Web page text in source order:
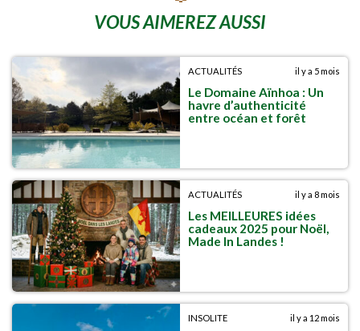
VOUS AIMEREZ AUSSI
ACTUALITÉS il y a 5 mois
Le Domaine Aïnhoa : Un
havre d’authenticité
entre océan et forêt
ACTUALITÉS il y a 8 mois
Les MEILLEURES idées
cadeaux 2025 pour Noël,
Made In Landes !
INSOLITE il y a 12 mois